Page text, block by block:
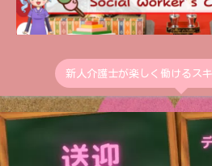
新人介護士が楽しく働けるス